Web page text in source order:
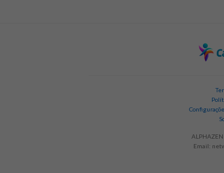
ALPHAZEN
Email: